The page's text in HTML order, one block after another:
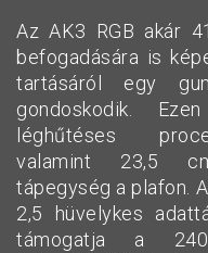
Az AK3 RGB akár
befogadására is
tartásáról egy
gondoskodik.
léghűtéses
valamint 23,5
tápegység a plafon.
2,5 hüvelykes
támogatja a